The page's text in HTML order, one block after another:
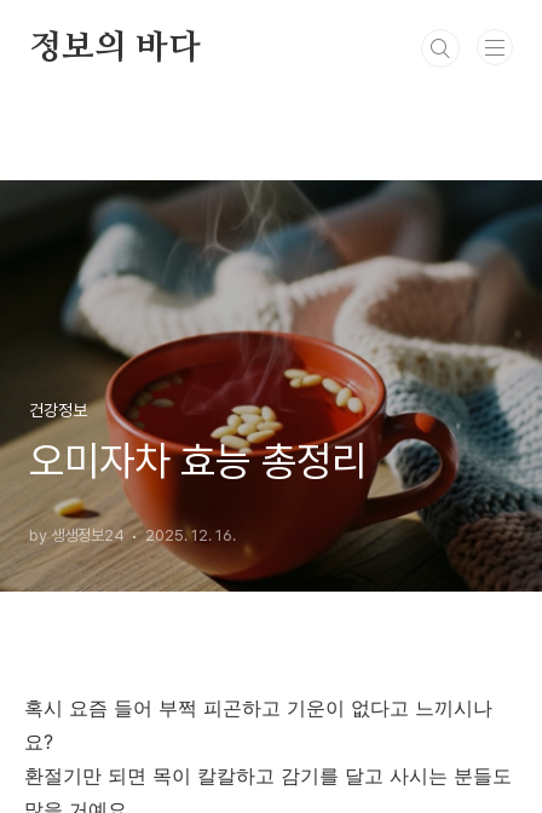
정보의 바다
건강정보
오미자차 효능 총정리
by 생생정보24 2025. 12. 16.
혹시 요즘 들어 부쩍 피곤하고 기운이 없다고 느끼시나
요?
환절기만 되면 목이 칼칼하고 감기를 달고 사시는 분들도